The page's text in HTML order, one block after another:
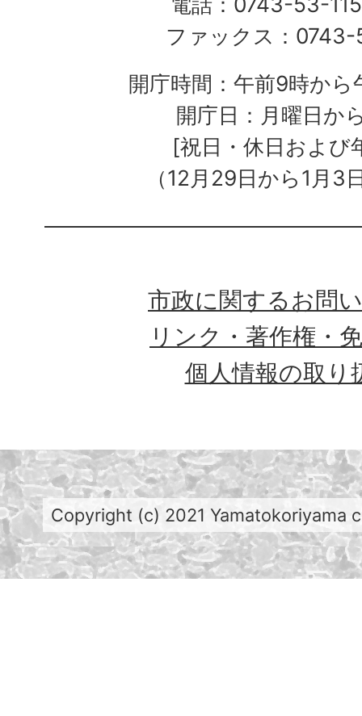
ファックス：
開庁時間：午前9時か
開庁日：月曜日か
[祝日・休日および
（12月29日から1月3
市政に関するお問
リンク・著作権・
個人情報の取り
Copyright (c) 2021 Yamatokoriyama